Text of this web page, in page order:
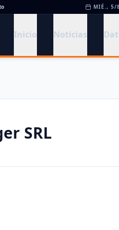
al aniversario 78 del legado de Savio •
MIÉ., 5/
Inicio Noticias
SRL